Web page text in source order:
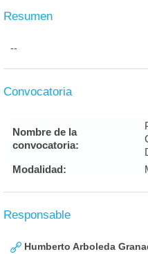
Resumen
--
Convocatoria
Nombre de la
convocatoria:
Modalidad:
Responsable
Humberto Arboleda